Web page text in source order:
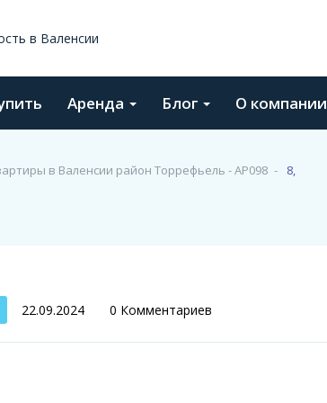
Аренда Блог О компании
в Валенсии район Торрефьель - АР098 8,
22.09.2024 0 Комментариев